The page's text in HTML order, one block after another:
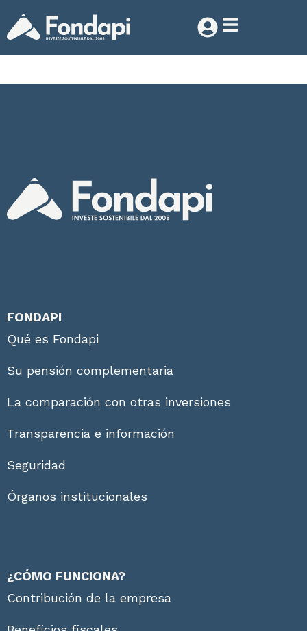
FONDAPI
Qué es Fondapi
Su pensión complementaria
La comparación con otras inversiones
Transparencia e información
Seguridad
Órganos institucionales
¿CÓMO FUNCIONA?
Contribución de la empresa